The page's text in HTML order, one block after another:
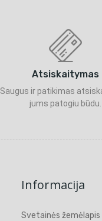
Atsiskaitymas
Saugus ir patikimas
jums patogiu būdu.
Informacija
Svetainės žemėlapis